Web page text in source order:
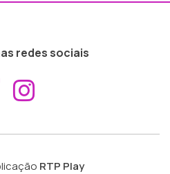
redes sociais
Aceder ao
RTP Play